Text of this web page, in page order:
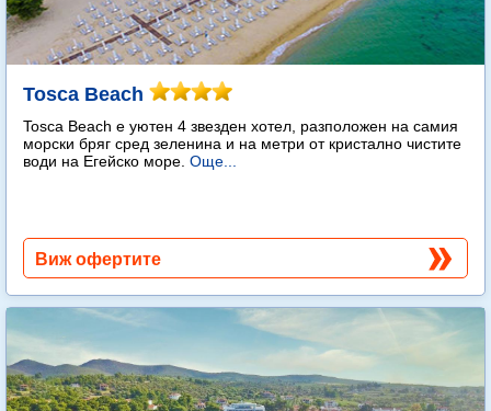
Tosca Beach
Tosca Beach е уютен 4 звезден хотел, разположен на самия
морски бряг сред зеленина и на метри от кристално чистите
води на Егейско море. Още...
Виж офертите